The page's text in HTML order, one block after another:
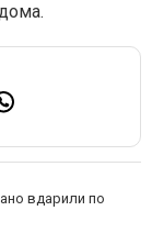
вдарили по